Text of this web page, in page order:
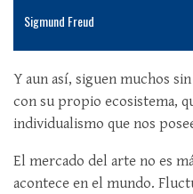
Sigmund Freud
Y aun así, siguen muchos
con su propio ecosistema,
individualismo que nos
El mercado del arte no es
acontece en el mundo.